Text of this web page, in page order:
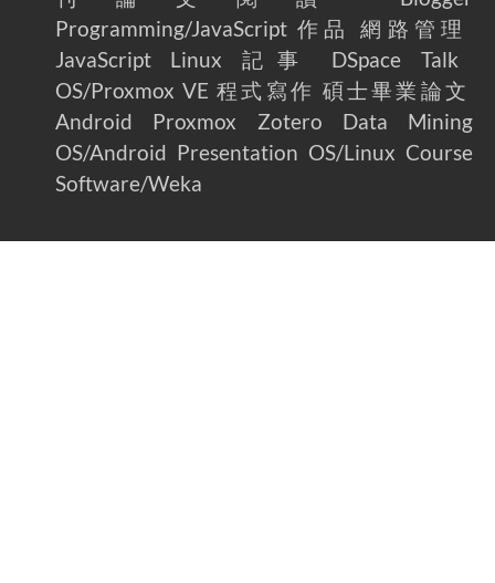
Programming/JavaScript 作品
網路管理
JavaScript
Linux 記事 DSpace
Talk
OS/Proxmox VE 程式寫作 碩士畢業論文
Android
Proxmox Zotero
Data Mining
OS/Android Presentation OS/Linux Course
Software/Weka